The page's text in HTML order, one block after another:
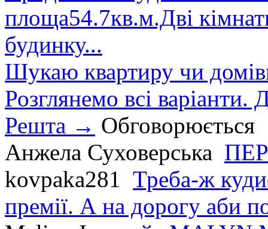
площа54.7кв.м.Дві
будинку...
Шукаю квартиру чи
Розглянемо всі варіанти.
Решта → Обговорюється
Анжела Суховерська
kovpaka281 Треба-ж
премії. А на дорогу аби